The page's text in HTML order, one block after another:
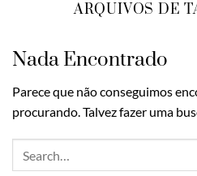
ARQUIVOS DE
Nada Encontrado
Parece que não conseguimos
procurando. Talvez fazer uma